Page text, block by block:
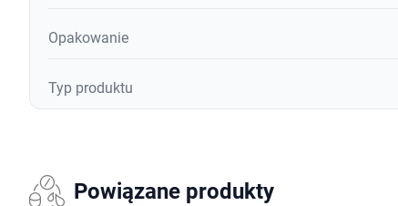
Opakowanie
Typ produktu
Powiązane produkty